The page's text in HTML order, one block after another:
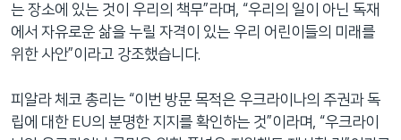
는 장소에 있는 것이 우리의 책무”라며, “우리의 일이 아닌 독재
에서 자유로운 삶을 누릴 자격이 있는 우리 어린이들의 미래를
위한 사안”이라고 강조했습니다.
피알라 체코 총리는 “이번 방문 목적은 우크라이나의 주권과 독
립에 대한 EU의 분명한 지지를 확인하는 것”이라며, “우크라이